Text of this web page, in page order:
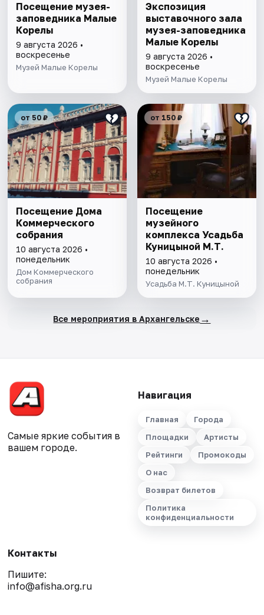
Посещение музея-
заповедника Малые
Корелы
9 августа 2026 •
воскресенье
Музей Малые Корелы
Экспозиция
выставочного зала
музея-заповедника
Малые Корелы
9 августа 2026 •
воскресенье
Музей Малые Корелы
от 50 ₽
Посещение Дома
Коммерческого
собрания
10 августа 2026 •
понедельник
Дом Коммерческого
собрания
от 150 ₽
Посещение
музейного
комплекса Усадьба
Куницыной М.Т.
10 августа 2026 •
понедельник
Усадьба М.Т. Куницыной
Все мероприятия в Архангельске →
Самые яркие события в
вашем городе.
Навигация
Главная
Города
Площадки
Артисты
Рейтинги
Промокоды
О нас
Возврат билетов
Политика
конфиденциальности
Контакты
Пишите:
info@afisha.org.ru